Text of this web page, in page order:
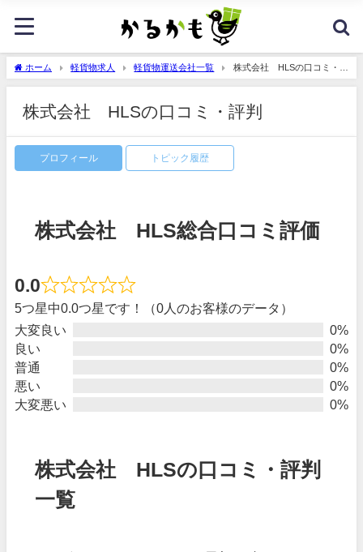
ホーム 軽貨物求人 軽貨物運送会社一覧
株式会社 HLSの口コミ・評
判
株式会社 HLSの口コミ・評判
プロフィール トピック履歴
株式会社 HLS総合口コミ評価
0.0
5つ星中0.0つ星です！（0人のお客様のデータ）
大変良い
0%
良い
0%
普通
0%
悪い
0%
大変悪い
0%
株式会社 HLSの口コミ・評判
一覧